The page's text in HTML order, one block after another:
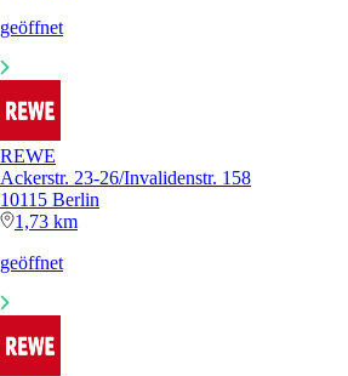
geöffnet
REWE
Ackerstr. 23-26/Invalidenstr. 158
10115 Berlin
1,73 km
geöffnet